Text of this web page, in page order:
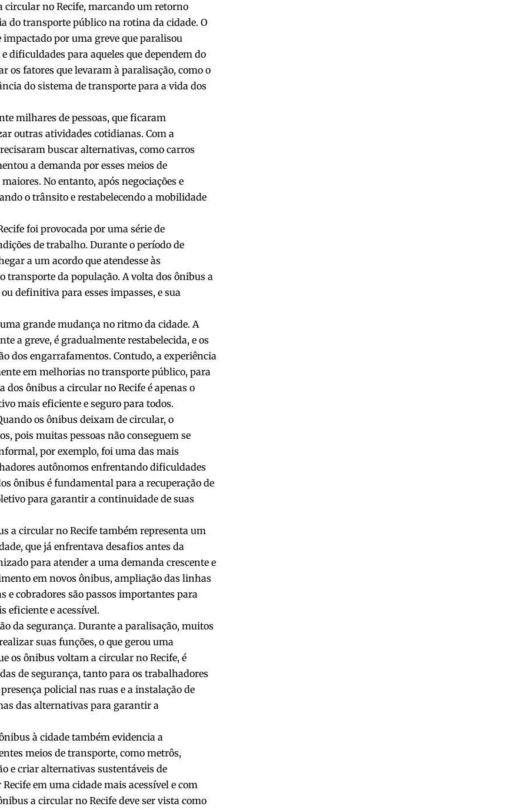
circular no Recife, marcando um retorno
do transporte público na rotina da cidade. O
por uma greve que paralisou
dificuldades para aqueles que dependem do
os fatores que levaram à paralisação, como o
do sistema de transporte para a vida dos
milhares de pessoas, que ficaram
outras atividades cotidianas. Com a
buscar alternativas, como carros
a demanda por esses meios de
No entanto, após negociações e
o trânsito e restabelecendo a mobilidade
foi provocada por uma série de
de trabalho. Durante o período de
a um acordo que atendesse às
transporte da população. A volta dos ônibus a
definitiva para esses impasses, e sua
grande mudança no ritmo da cidade. A
a greve, é gradualmente restabelecida, e os
dos engarrafamentos. Contudo, a experiência
em melhorias no transporte público, para
dos ônibus a circular no Recife é apenas o
mais eficiente e seguro para todos.
os ônibus deixam de circular, o
pois muitas pessoas não conseguem se
por exemplo, foi uma das mais
autônomos enfrentando dificuldades
ônibus é fundamental para a recuperação de
para garantir a continuidade de suas
a circular no Recife também representa um
que já enfrentava desafios antes da
para atender a uma demanda crescente e
em novos ônibus, ampliação das linhas
e cobradores são passos importantes para
eficiente e acessível.
da segurança. Durante a paralisação, muitos
suas funções, o que gerou uma
os ônibus voltam a circular no Recife, é
de segurança, tanto para os trabalhadores
policial nas ruas e a instalação de
das alternativas para garantir a
à cidade também evidencia a
meios de transporte, como metrôs,
e criar alternativas sustentáveis de
em uma cidade mais acessível e com
a circular no Recife deve ser vista como